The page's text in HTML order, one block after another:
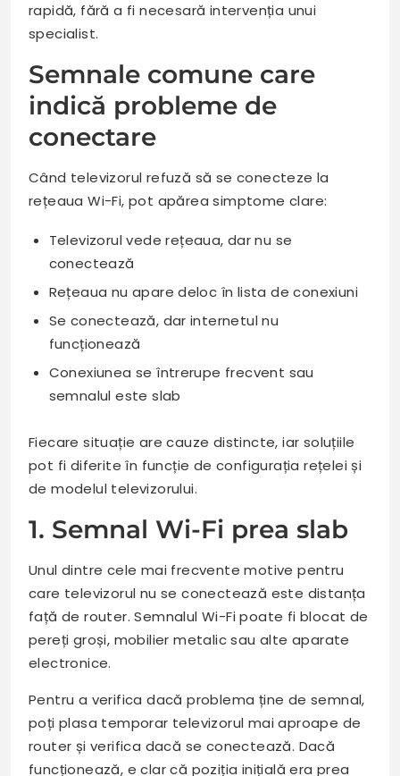
rapidă, fără a fi necesară intervenția unui
specialist.
Semnale comune care
indică probleme de
conectare
Când televizorul refuză să se conecteze la
rețeaua Wi-Fi, pot apărea simptome clare:
Televizorul vede rețeaua, dar nu se
conectează
Rețeaua nu apare deloc în lista de conexiuni
Se conectează, dar internetul nu
funcționează
Conexiunea se întrerupe frecvent sau
semnalul este slab
Fiecare situație are cauze distincte, iar soluțiile
pot fi diferite în funcție de configurația rețelei și
de modelul televizorului.
1. Semnal Wi-Fi prea slab
Unul dintre cele mai frecvente motive pentru
care televizorul nu se conectează este distanța
față de router. Semnalul Wi-Fi poate fi blocat de
pereți groși, mobilier metalic sau alte aparate
electronice.
Pentru a verifica dacă problema ține de semnal,
poți plasa temporar televizorul mai aproape de
router și verifica dacă se conectează. Dacă
funcționează, e clar că poziția inițială era prea